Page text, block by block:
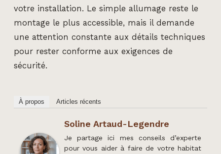
votre installation. Le simple allumage reste le
montage le plus accessible, mais il demande
une attention constante aux détails techniques
pour rester conforme aux exigences de
sécurité.
À propos Articles récents
Soline Artaud-Legendre
Je partage ici mes conseils d’experte
pour vous aider à faire de votre habitat